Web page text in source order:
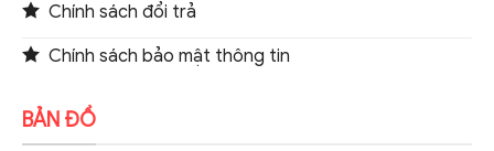
Chính sách đổi trả
Chính sách bảo mật thông tin
BẢN ĐỒ